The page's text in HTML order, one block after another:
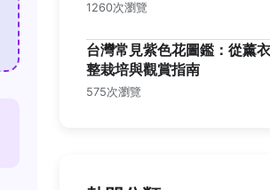
1260次瀏覽
台灣常見紫色花圖鑑：從薰
整栽培與觀賞指南
575次瀏覽